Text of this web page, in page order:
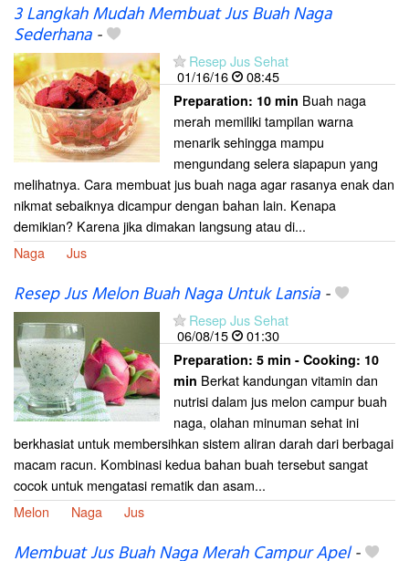
3 Langkah Mudah Membuat Jus Buah Naga
Sederhana-
Resep Jus Sehat
01/16/16
08:45
Preparation: 10 min Buah naga
merah memiliki tampilan warna
menarik sehingga mampu
mengundang selera siapapun yang
melihatnya. Cara membuat jus buah naga agar rasanya enak dan
nikmat sebaiknya dicampur dengan bahan lain. Kenapa
demikian? Karena jika dimakan langsung atau di...
Naga
Jus
Resep Jus Melon Buah Naga Untuk Lansia-
Resep Jus Sehat
06/08/15
01:30
Preparation: 5 min - Cooking: 10
min Berkat kandungan vitamin dan
nutrisi dalam jus melon campur buah
naga, olahan minuman sehat ini
berkhasiat untuk membersihkan sistem aliran darah dari berbagai
macam racun. Kombinasi kedua bahan buah tersebut sangat
cocok untuk mengatasi rematik dan asam...
Melon
Naga Jus
Membuat Jus Buah Naga Merah Campur Apel-